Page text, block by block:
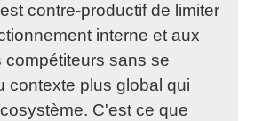
contre-productif de limiter
interne et aux
sans se
contexte plus global qui
C'est ce que